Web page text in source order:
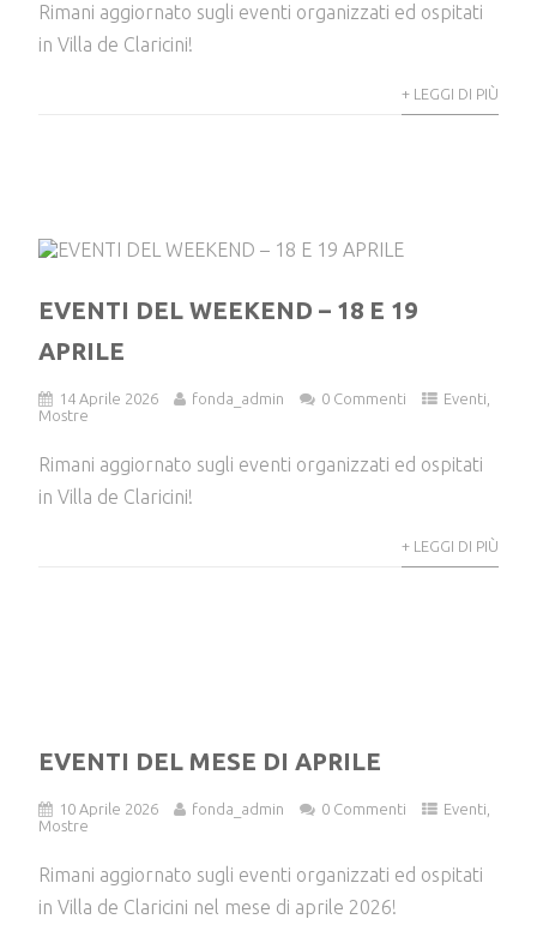
Rimani aggiornato sugli eventi organizzati ed ospitati
in Villa de Claricini!
+ LEGGI DI PIÙ
EVENTI DEL WEEKEND – 18 E 19
APRILE
14 Aprile 2026 fonda_admin 0 Commenti Eventi
Mostre
Rimani aggiornato sugli eventi organizzati ed ospitati
in Villa de Claricini!
+ LEGGI DI PIÙ
EVENTI DEL MESE DI APRILE
10 Aprile 2026 fonda_admin 0 Commenti Eventi
Mostre
Rimani aggiornato sugli eventi organizzati ed ospitati
in Villa de Claricini nel mese di aprile 2026!